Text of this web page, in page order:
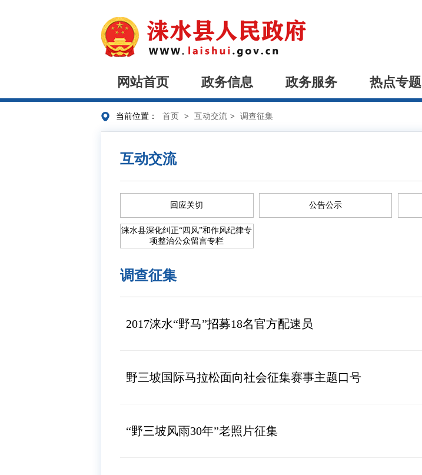
网站首页 政务信息 政务服务 热点专题
当前位置： 首页 > 互动交流 > 调查征集
互动交流
回应关切 公告公示
涞水县深化纠正“四风”和作风纪律专
项整治公众留言专栏
调查征集
2017涞水“野马”招募18名官方配速员
野三坡国际马拉松面向社会征集赛事主题口号
“野三坡风雨30年”老照片征集